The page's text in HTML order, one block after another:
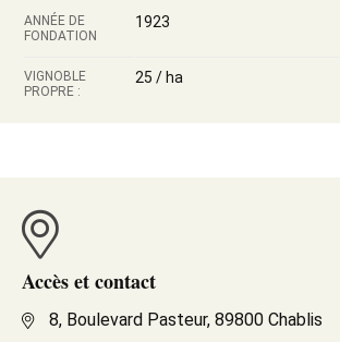
ANNÉE DE
FONDATION
1923
VIGNOBLE
PROPRE :
25 / ha
Accès et contact
8, Boulevard Pasteur, 89800 Chablis